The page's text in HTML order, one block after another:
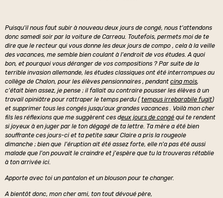
Puisqu'il nous faut subir à nouveau deux jours de congé, nous t'attendons
donc samedi soir par la voiture de Carreau. Toutefois, permets moi de te
dire que le recteur qui vous donne les deux jours de compo , cela à la veille
des vacances, me semble bien coulant à l'endroit de vos études. A quoi
bon, et pourquoi vous déranger de vos compositions ? Par suite de la
terrible invasion allemande, les études classiques ont été interrompues au
collège de Chalon, pour les élèves pensionnaires , pendant cinq mois,
c'était bien assez, je pense ; il fallait au contraire pousser les élèves à un
travail opiniâtre pour rattraper le temps perdu (tempus irrebarabile fugit)
et supprimer tous les congés jusqu'aux grandes vacances . Voilà mon cher
fils les réflexions que me suggèrent ces deux jours de congé qui te rendent
si joyeux à en juger par le ton dégagé de ta lettre. Ta mère a été bien
souffrante ces jours-ci et ta petite sœur Claire a pris la rougeole
dimanche ; bien que l'éruption ait été assez forte, elle n'a pas été aussi
malade que l'on pouvait le craindre et j'espère que tu la trouveras rétablie
à ton arrivée ici.
Apporte avec toi un pantalon et un blouson pour te changer.
A bientôt donc, mon cher ami, ton tout dévoué père,